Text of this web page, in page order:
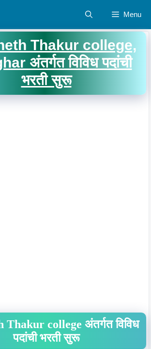
Menu
Thakur college,
अंतर्गत विविध पदांची
भरती सुरू
Thakur college अंतर्गत विविध
पदांची भरती सुरू